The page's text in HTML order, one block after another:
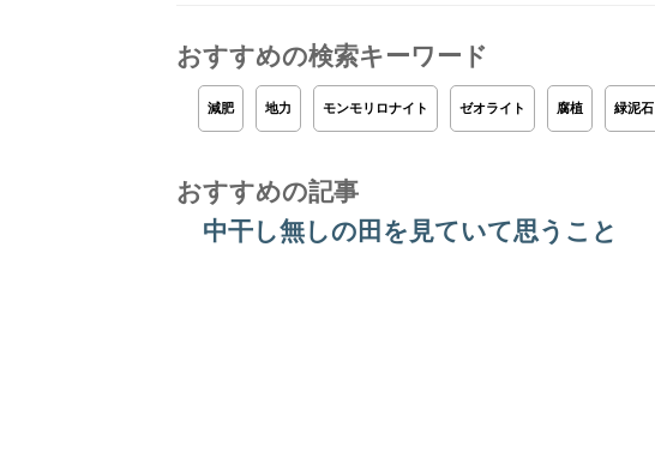
おすすめの検索キーワード
減肥 地力 モンモリロナイト ゼオライト 腐植 緑泥石
おすすめの記事
中干し無しの田を見ていて思うこと